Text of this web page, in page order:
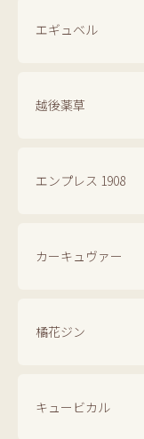
エギュベル
越後薬草
エンプレス 1908
カーキュヴァー
橘花ジン
キュービカル